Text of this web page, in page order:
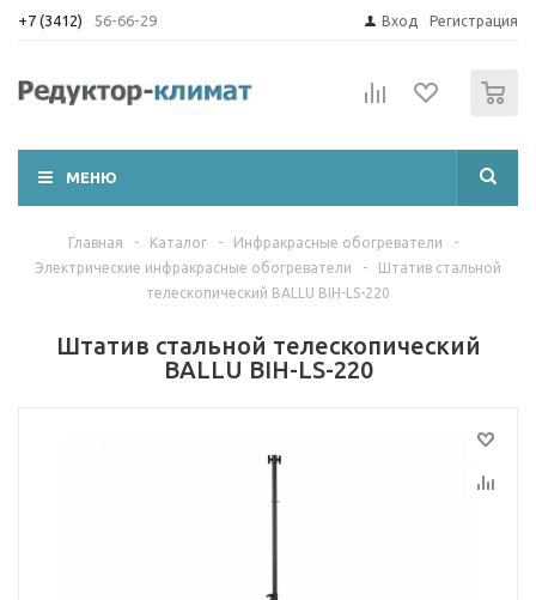
+7 (3412) 56-66-29 Вход Регистрация
МЕНЮ
Главная - Каталог - Инфракрасные обогреватели
-
Электрические инфракрасные обогреватели
-
Штатив стальной
телескопический BALLU BIH-LS-220
Штатив стальной телескопический
BALLU BIH-LS-220